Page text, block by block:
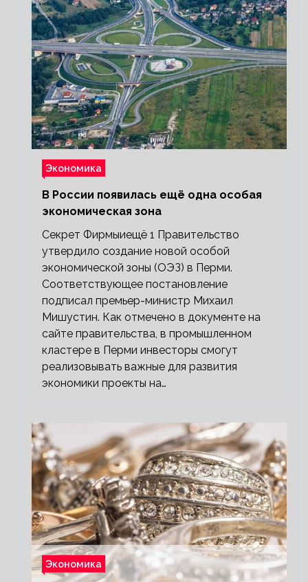
Экономика
В России появилась ещё одна особая
экономическая зона
Секрет Фирмыиещё 1 Правительство
утвердило создание новой особой
экономической зоны (ОЭЗ) в Перми.
Соответствующее постановление
подписал премьер-министр Михаил
Мишустин. Как отмечено в документе на
сайте правительства, в промышленном
кластере в Перми инвесторы смогут
реализовывать важные для развития
экономики проекты на…
Экономика